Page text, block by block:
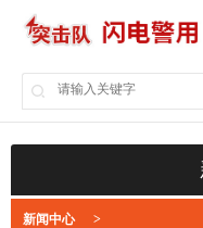
新闻中心 >